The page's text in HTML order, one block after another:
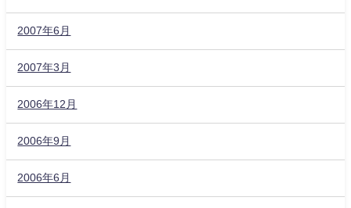
2007年6月
2007年3月
2006年12月
2006年9月
2006年6月